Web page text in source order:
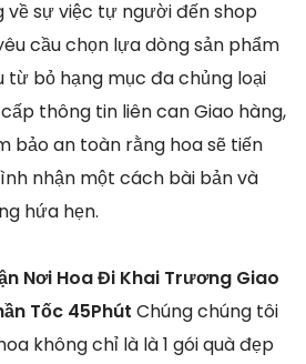
về sự việc tự người đến shop
cầu chọn lựa dòng sản phẩm
bỏ hạng mục đa chủng loại
thông tin liên can Giao hàng,
bảo an toàn rằng hoa sẽ tiến
nhận một cách bài bản và
hứa hẹn.
Nơi Hoa Đi Khai Trương Giao
Tốc 45Phút Chúng chúng tôi
không chỉ là là 1 gói quà đẹp